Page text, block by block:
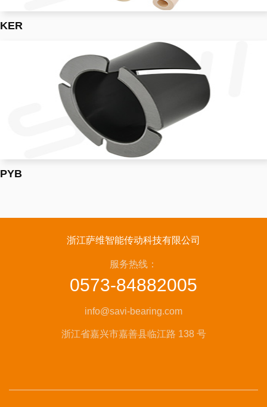
KER
PYB
浙江萨维智能传动科技有限公司
服务热线：
0573-84882005
info@savi-bearing.com
浙江省嘉兴市嘉善县临江路 138 号